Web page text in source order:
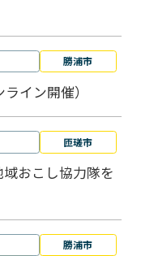
勝浦市
イン開催）
匝瑳市
おこし協⼒隊を
勝浦市